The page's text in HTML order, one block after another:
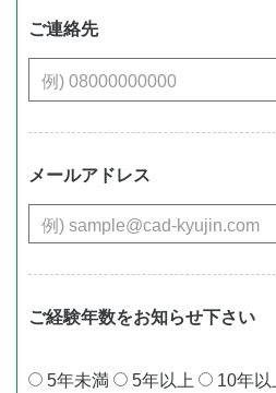
ご連絡先
メールアドレス
ご経験年数をお知らせ下さい
5年未満 5年以上 10年以